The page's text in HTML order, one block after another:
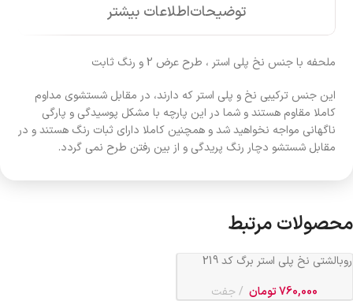
توضیحاتاطلاعات بیشتر
ملحفه با جنس نخ پلی استر ، طرح عرض 2 و رنگ ثابت
این جنس ترکیبی نخ و پلی استر که دارند، در مقابل شستشوی مداوم
کاملا مقاوم هستند و شما در این پارچه با مشکل پوسیدگی و پارگی
ناگهانی مواجه نخواهید شد و همچنین کاملا دارای ثبات رنگ هستند و در
مقابل شستشو دچار رنگ پریدگی و از بین رفتن طرح نمی گردد.
محصولات مرتبط
روبالشتی نخ پلی استر برگ کد 219
760,000تومان جفت